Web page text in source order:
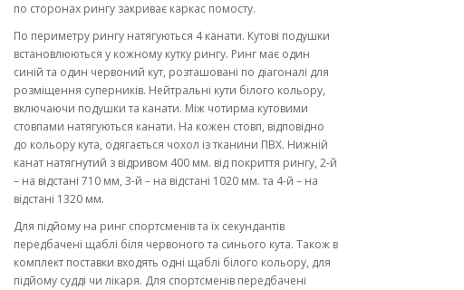
по сторонах рингу закриває каркас помосту.
По периметру рингу натягуються 4 канати. Кутові подушки
встановлюються у кожному кутку рингу. Ринг має один
синій та один червоний кут, розташовані по діагоналі для
розміщення суперників. Нейтральні кути білого кольору,
включаючи подушки та канати. Між чотирма кутовими
стовпами натягуються канати. На кожен стовп, відповідно
до кольору кута, одягається чохол із тканини ПВХ. Нижній
канат натягнутий з відривом 400 мм. від покриття рингу, 2-й
– на відстані 710 мм, 3-й – на відстані 1020 мм. та 4-й – на
відстані 1320 мм.
Для підйому на ринг спортсменів та їх секундантів
передбачені щаблі біля червоного та синього кута. Також в
комплект поставки входять одні щаблі білого кольору, для
підйому судді чи лікаря. Для спортсменів передбачені